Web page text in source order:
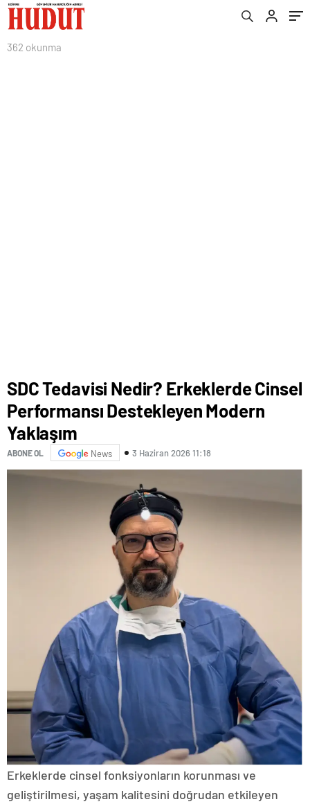
362 okunma
SDC Tedavisi Nedir? Erkeklerde Cinsel
Performansı Destekleyen Modern
Yaklaşım
ABONE OL News 3 Haziran 2026 11:18
Erkeklerde cinsel fonksiyonların korunması ve
geliştirilmesi, yaşam kalitesini doğrudan etkileyen